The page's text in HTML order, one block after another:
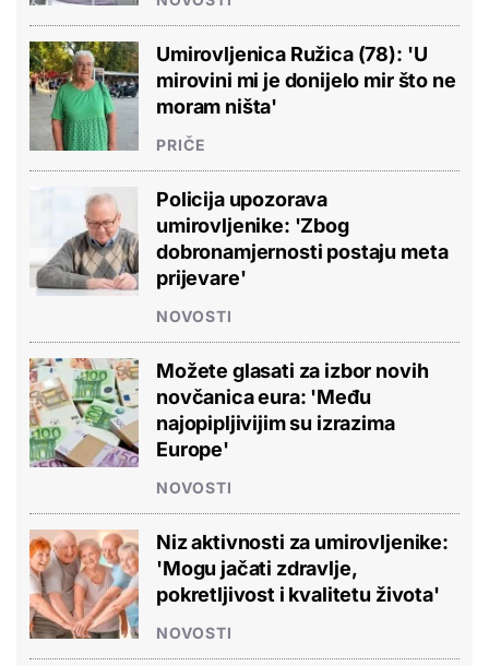
Umirovljenica Ružica (78): 'U
mirovini mi je donijelo mir što ne
moram ništa'
PRIČE
Policija upozorava
umirovljenike: 'Zbog
dobronamjernosti postaju meta
prijevare'
NOVOSTI
Možete glasati za izbor novih
novčanica eura: 'Među
najopipljivijim su izrazima
Europe'
NOVOSTI
Niz aktivnosti za umirovljenike:
'Mogu jačati zdravlje,
pokretljivost i kvalitetu života'
NOVOSTI